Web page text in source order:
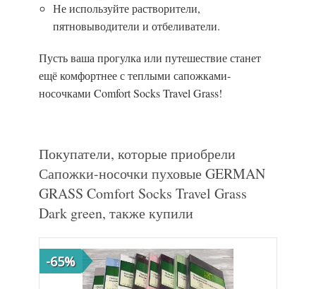
Не используйте растворители,
пятновыводители и отбеливатели.
Пусть ваша прогулка или путешествие станет
ещё комфортнее с теплыми сапожками-
носочками Comfort Socks Travel Grass!
Покупатели, которые приобрели
Сапожки-носочки пуховые GERMAN
GRASS Comfort Socks Travel Grass
Dark green, также купили
-65%